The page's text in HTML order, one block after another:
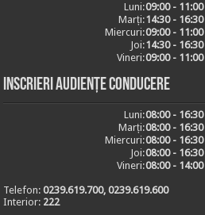
Luni:09:00 - 11:00
Marți:14:30 - 16:30
Miercuri:09:00 - 11:00
Joi:14:30 - 16:30
Vineri:09:00 - 11:00
Inscrieri audiențe conducere
Luni:08:00 - 16:30
Marți:08:00 - 16:30
Miercuri:08:00 - 16:30
Joi:08:00 - 16:30
Vineri:08:00 - 14:00
Telefon:0239.619.700, 0239.619.600
Interior: 222